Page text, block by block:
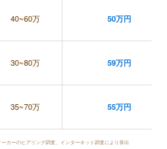
40~60万 50万円
30~80万 59万円
35~70万 55万円
カーのヒアリング調査、インターネット調査により算出